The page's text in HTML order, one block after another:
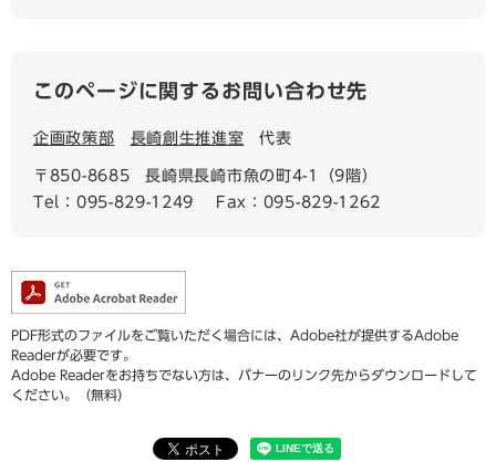
このページに関するお問い合わせ先
企画政策部 長崎創生推進室 代表
〒850-8685
長崎県長崎市魚の町4-1（9階）
Tel：095-829-1249
Fax：095-829-1262
PDF形式のファイルをご覧いただく場合には、Adobe社が提供するAdobe
Readerが必要です。
Adobe Readerをお持ちでない方は、バナーのリンク先からダウンロードして
ください。（無料）